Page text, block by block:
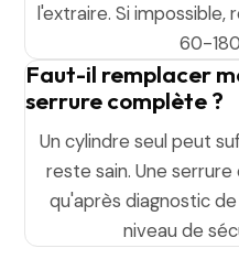
l'extraire. Si impossible,
60-
Faut-il remplacer
serrure complète ?
Un cylindre seul peut
reste sain. Une
qu'après diagnostic
niveau de